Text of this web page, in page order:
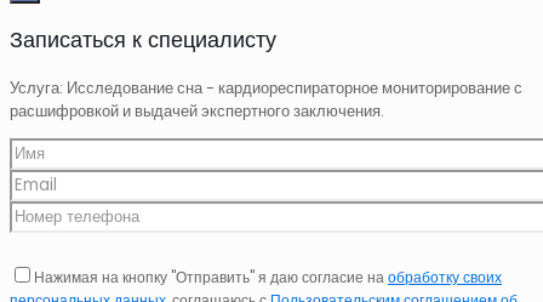
Записаться к специалисту
Услуга: Исследование сна - кардиореспираторное мониторирование с
расшифровкой и выдачей экспертного заключения.
Нажимая на кнопку "Отправить" я даю согласие наобработку своих